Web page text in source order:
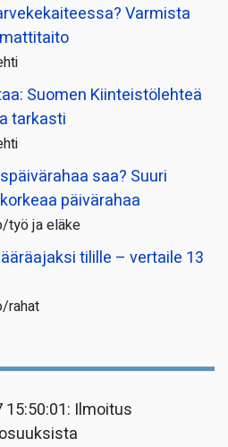
Varmista
Suomen Kiinteistölehteä
tarkasti
saa? Suuri
päivärahaa
työ ja eläke
tilille – vertaile 13
rahat
15:50:01: Ilmoitus